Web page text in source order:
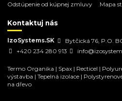
Odstúpenie od kúpnej zmluvy
Mapa
Kontaktuj nás
IzoSystems.SK
Bytčická 76, P.O.
+420 234 280 913
Termo Organika | Spax | Recticel |
výstavba | Tepelná izolace |
na dřevo